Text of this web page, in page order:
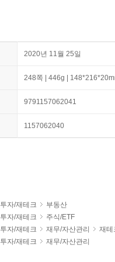
2020년 11월 25일
248쪽 | 446g |
9791157062041
1157062040
투자/재테크
부동산
투자/재테크
주식/ETF
투자/재테크 재무/자산관리
재테
투자/재테크 재무/자산관리